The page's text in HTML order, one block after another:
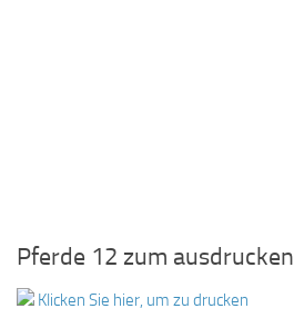
Pferde 12 zum ausdrucken
Klicken Sie hier, um zu drucken